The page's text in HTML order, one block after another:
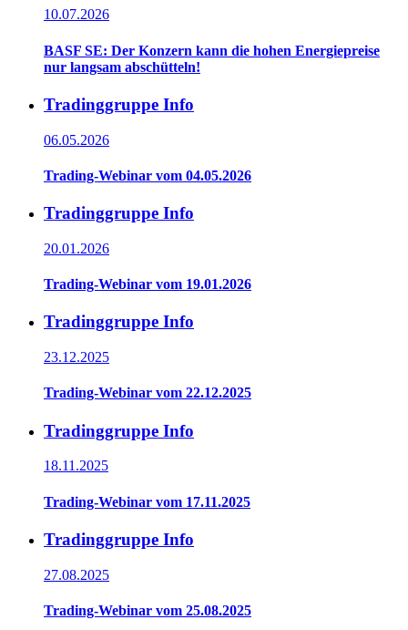
10.07.2026
BASF SE: Der Konzern kann die hohen Energiepreise
nur langsam abschütteln!
Tradinggruppe Info
06.05.2026
Trading-Webinar vom 04.05.2026
Tradinggruppe Info
20.01.2026
Trading-Webinar vom 19.01.2026
Tradinggruppe Info
23.12.2025
Trading-Webinar vom 22.12.2025
Tradinggruppe Info
18.11.2025
Trading-Webinar vom 17.11.2025
Tradinggruppe Info
27.08.2025
Trading-Webinar vom 25.08.2025